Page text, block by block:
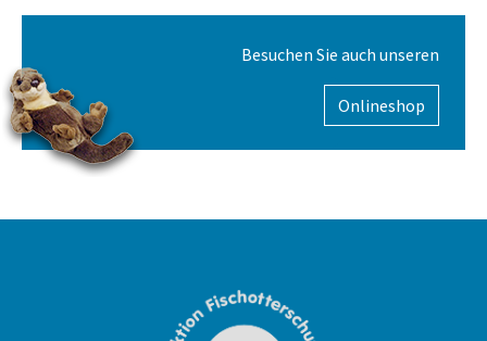
Besuchen Sie auch unseren
Onlineshop